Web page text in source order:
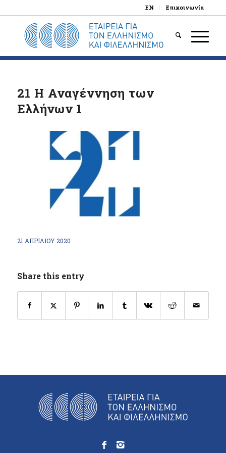
EN Επικοινωνία
21 Η Αναγέννηση των
Ελλήνων 1
21 ΑΠΡΙΛΊΟΥ 2020
Share this entry